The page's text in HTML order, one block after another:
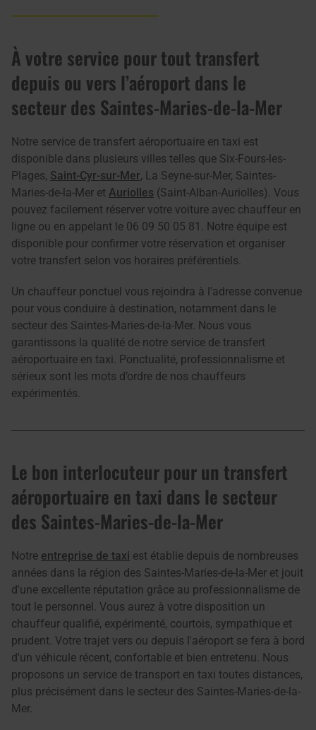
À votre service pour tout transfert
depuis ou vers l’aéroport dans le
secteur des Saintes-Maries-de-la-Mer
Notre service de transfert aéroportuaire en taxi est
disponible dans plusieurs villes telles que Six-Fours-les-
Plages, Saint-Cyr-sur-Mer, La Seyne-sur-Mer, Saintes-
Maries-de-la-Mer et Auriolles (Saint-Alban-Auriolles). Vous
pouvez facilement réserver votre voiture avec chauffeur en
ligne ou en appelant le 06 09 50 05 81. Notre équipe est
disponible pour confirmer votre réservation et organiser
votre transfert selon vos horaires préférentiels.
Un chauffeur ponctuel vous rejoindra à l'adresse convenue
pour vous conduire à destination, notamment dans le
secteur des Saintes-Maries-de-la-Mer. Nous vous
garantissons la qualité de notre service de transfert
aéroportuaire en taxi. Ponctualité, professionnalisme et
sérieux sont les mots d’ordre de nos chauffeurs
expérimentés.
Le bon interlocuteur pour un transfert
aéroportuaire en taxi dans le secteur
des Saintes-Maries-de-la-Mer
Notre entreprise de taxi est établie depuis de nombreuses
années dans la région des Saintes-Maries-de-la-Mer et jouit
d'une excellente réputation grâce au professionnalisme de
tout le personnel. Vous aurez à votre disposition un
chauffeur qualifié, expérimenté, courtois, sympathique et
prudent. Votre trajet vers ou depuis l'aéroport se fera à bord
d'un véhicule récent, confortable et bien entretenu. Nous
proposons un service de transport en taxi toutes distances,
plus précisément dans le secteur des Saintes-Maries-de-la-
Mer.